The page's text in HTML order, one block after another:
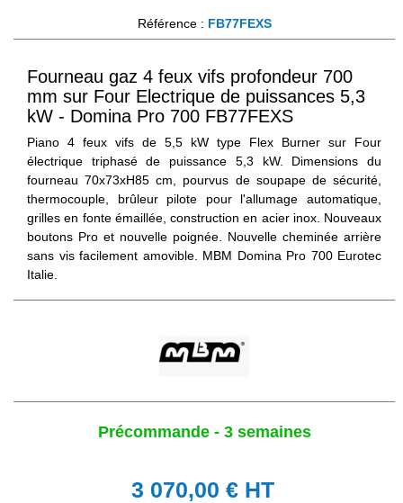
Référence : FB77FEXS
Fourneau gaz 4 feux vifs profondeur 700
mm sur Four Electrique de puissances 5,3
kW - Domina Pro 700 FB77FEXS
Piano 4 feux vifs de 5,5 kW type Flex Burner sur Four
électrique triphasé de puissance 5,3 kW. Dimensions du
fourneau 70x73xH85 cm, pourvus de soupape de sécurité,
thermocouple, brûleur pilote pour l'allumage automatique,
grilles en fonte émaillée, construction en acier inox. Nouveaux
boutons Pro et nouvelle poignée. Nouvelle cheminée arrière
sans vis facilement amovible. MBM Domina Pro 700 Eurotec
Italie.
Précommande - 3 semaines
3 070,00 € HT